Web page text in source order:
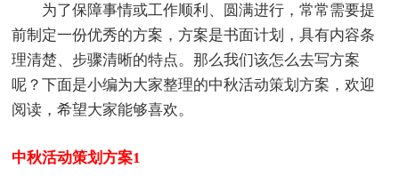
为了保障事情或工作顺利、圆满进行，常常需要提
前制定一份优秀的方案，方案是书面计划，具有内容条
理清楚、步骤清晰的特点。那么我们该怎么去写方案
呢？下面是小编为大家整理的中秋活动策划方案，欢迎
阅读，希望大家能够喜欢。
中秋活动策划方案1